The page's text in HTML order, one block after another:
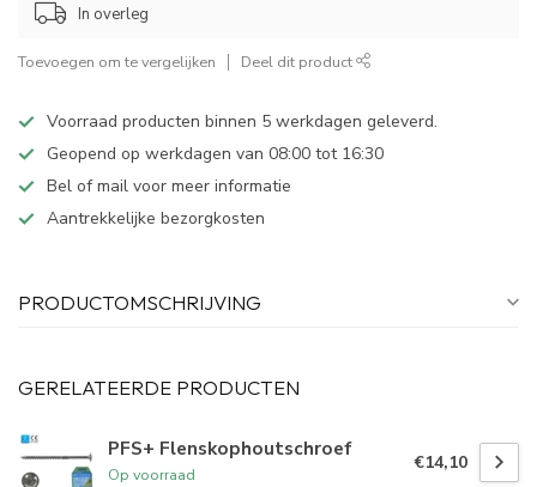
In overleg
Toevoegen om te vergelijken Deel dit product
Voorraad producten binnen 5 werkdagen geleverd.
Geopend op werkdagen van 08:00 tot 16:30
Bel of mail voor meer informatie
Aantrekkelijke bezorgkosten
PRODUCTOMSCHRIJVING
GERELATEERDE PRODUCTEN
PFS+ Flenskophoutschroef
Op voorraad
€14,10